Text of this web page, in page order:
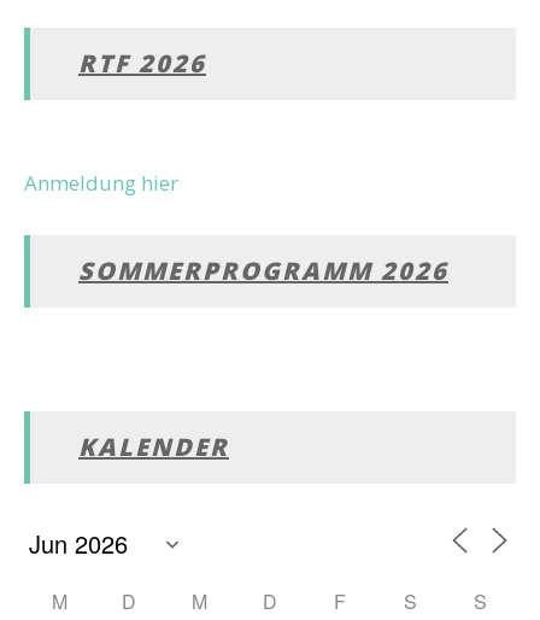
RTF 2026
Anmeldung hier
SOMMERPROGRAMM 2026
KALENDER
M D M D F S S